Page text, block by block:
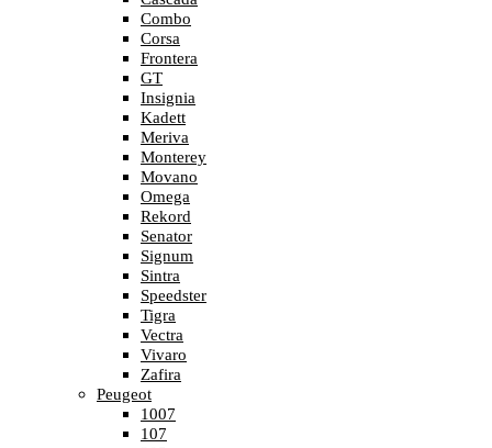
Combo
Corsa
Frontera
GT
Insignia
Kadett
Meriva
Monterey
Movano
Omega
Rekord
Senator
Signum
Sintra
Speedster
Tigra
Vectra
Vivaro
Zafira
Peugeot
1007
107